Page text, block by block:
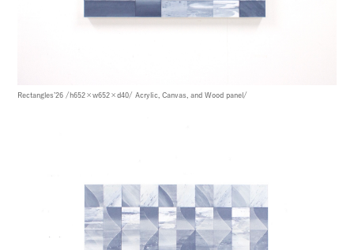
Rectangles’26 /h652×w652×d40/ Acrylic, Canvas, and Wood panel/